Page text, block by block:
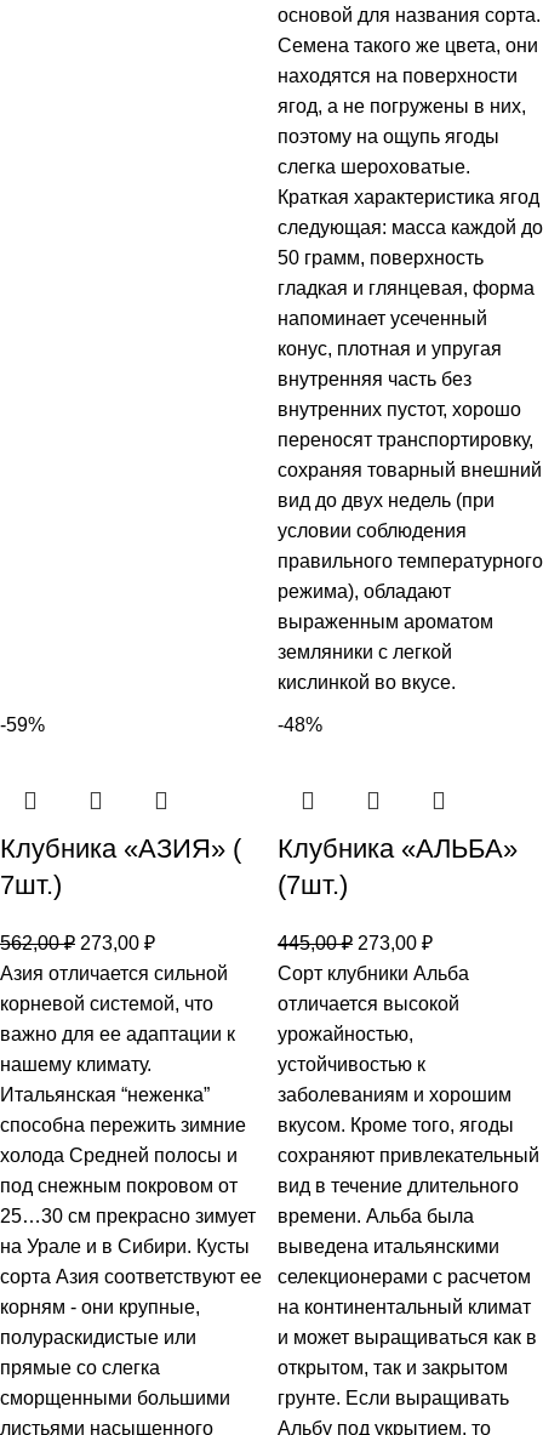
основой для названия сорта.
Семена такого же цвета, они
находятся на поверхности
ягод, а не погружены в них,
поэтому на ощупь ягоды
слегка шероховатые.
Краткая характеристика ягод
следующая: масса каждой до
50 грамм, поверхность
гладкая и глянцевая, форма
напоминает усеченный
конус, плотная и упругая
внутренняя часть без
внутренних пустот, хорошо
переносят транспортировку,
сохраняя товарный внешний
вид до двух недель (при
условии соблюдения
правильного температурного
режима), обладают
выраженным ароматом
земляники с легкой
кислинкой во вкусе.
-59%
Клубника «АЗИЯ» (
7шт.)
562,00₽ 273,00 ₽
Азия отличается сильной
корневой системой, что
важно для ее адаптации к
нашему климату.
Итальянская “неженка”
способна пережить зимние
холода Средней полосы и
под снежным покровом от
25…30 см прекрасно зимует
на Урале и в Сибири. Кусты
сорта Азия соответствуют ее
корням - они крупные,
полураскидистые или
прямые со слегка
сморщенными большими
листьями насыщенного
-48%
Клубника «АЛЬБА»
(7шт.)
445,00₽ 273,00 ₽
Сорт клубники Альба
отличается высокой
урожайностью,
устойчивостью к
заболеваниям и хорошим
вкусом. Кроме того, ягоды
сохраняют привлекательный
вид в течение длительного
времени. Альба была
выведена итальянскими
селекционерами с расчетом
на континентальный климат
и может выращиваться как в
открытом, так и закрытом
грунте. Если выращивать
Альбу под укрытием, то